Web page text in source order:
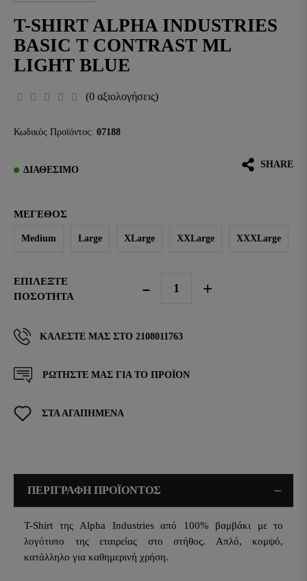
T-SHIRT ALPHA INDUSTRIES
BASIC T CONTRAST ML
LIGHT BLUE
(0 αξιολογήσεις)
Κωδικός Προϊόντος: 07188
ΔΙΑΘΈΣΙΜΟ SHARE
ΜΈΓΕΘΟΣ
Medium Large XLarge XXLarge XXXLarge
ΕΠΙΛΈΞΤΕ
ΠΟΣΌΤΗΤΑ
ΚΑΛΈΣΤΕ ΜΑΣ ΣΤΟ 2108011763
ΣΤΑ ΑΓΑΠΗΜΕΝΑ
ΡΩΤΗΣΤΕ ΜΑΣ ΓΙΑ ΤΟ ΠΡΟΪΟΝ
ΠΕΡΙΓΡΑΦΗ ΠΡΟΪΟΝΤΟΣ
T-Shirt της Alpha Industries από 100% βαμβάκι με τo
λογότυπο της εταιρείας στο στήθος. Απλό, κομψό,
κατάλληλο για καθημερινή χρήση.